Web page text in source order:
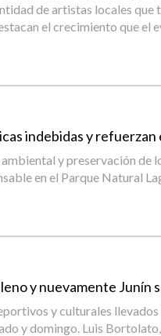
de artistas locales
el crecimiento que el
indebidas y
y preservación
en el Parque Natural
y nuevamente Junín
y culturales
y domingo. Luis